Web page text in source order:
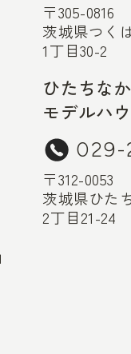
〒305-0816
茨城県つく
1丁目30-2
ひたちな
モデルハ
029-
〒312-0053
茨城県ひた
2丁目21-24